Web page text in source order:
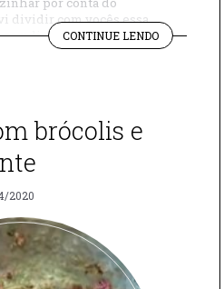
dividir com vocês essa
linguiça e feijão fava. Na
Toscana é feito com esse
CONTINUE LENDO"RISOTO
COM
brócolis e
2020